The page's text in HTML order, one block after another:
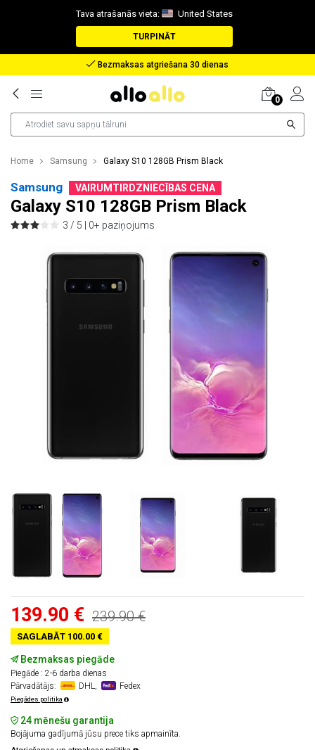
Tava atrašanās vieta: United States
TURPINĀT
Atlīdzība nozaudētas pakas gadījumā
0
Home Samsung Galaxy S10 128GB Prism Black
Samsung VAIRUMTIRDZNIECĪBAS CENA
Galaxy S10 128GB Prism Black
3 / 5 | 0+ paziņojums
139.90 € 239.90 €
SAGLABĀT 100.00 €
Bezmaksas piegāde
Piegāde : 2-6 darba dienas
Pārvadātājs:
DHL, Fedex
Piegādes politika
24 mēnešu garantija
Bojājuma gadījumā jūsu prece tiks apmainīta.